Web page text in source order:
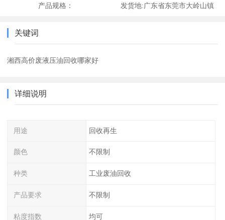
产品规格： 发货地:广东省东莞市大岭山镇
关键词
湘西高价废液压油回收哪家好
详细说明
用途 回收再生
颜色 不限制
种类 工业废油回收
产品要求 不限制
粘度指数 均可